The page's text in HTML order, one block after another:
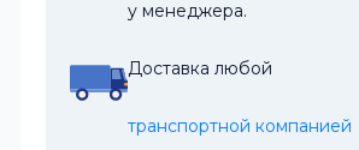
у менеджера.
Доставка любой
транспортной компанией